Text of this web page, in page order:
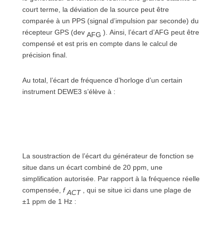
court terme, la déviation de la source peut être
comparée à un PPS (signal d’impulsion par seconde) du
récepteur GPS (dev AFG ). Ainsi, l’écart d’AFG peut être
compensé et est pris en compte dans le calcul de
précision final.
Au total, l’écart de fréquence d’horloge d’un certain
instrument DEWE3 s’élève à :
La soustraction de l’écart du générateur de fonction se
situe dans un écart combiné de 20 ppm, une
simplification autorisée. Par rapport à la fréquence réelle
compensée, fACT, qui se situe ici dans une plage de
±1 ppm de 1 Hz :